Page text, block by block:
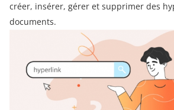
créer, insérer, gérer et supprimer des
documents.